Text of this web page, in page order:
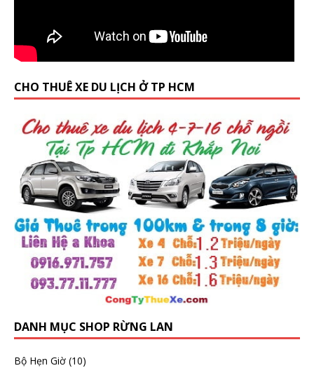
CHO THUÊ XE DU LỊCH Ở TP HCM
DANH MỤC SHOP RỪNG LAN
Bộ Hẹn Giờ (10)